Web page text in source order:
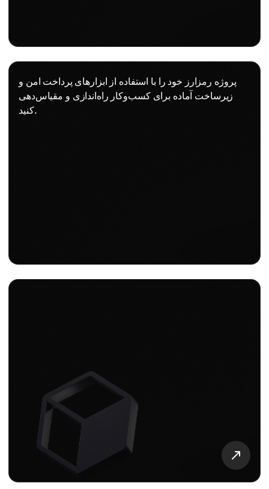
پروژه رمزارز خود را با استفاده از ابزارهای پرداخت امن و
زیرساخت آماده برای کسب‌وکار راه‌اندازی و مقیاس‌دهی
کنید.